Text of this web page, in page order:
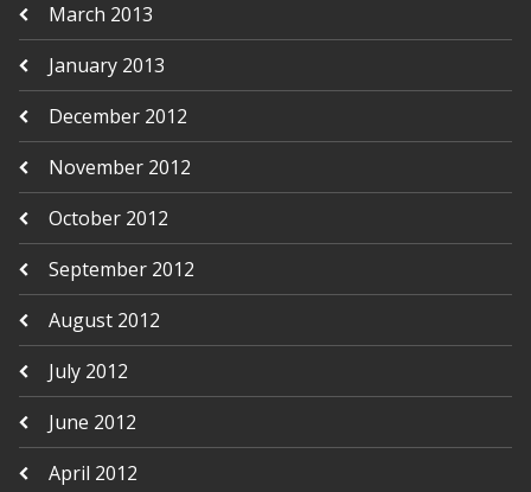
March 2013
January 2013
December 2012
November 2012
October 2012
September 2012
August 2012
July 2012
June 2012
April 2012